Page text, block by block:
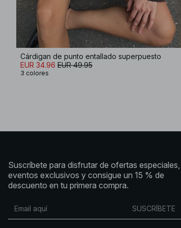
Cárdigan de punto entallado superpuesto
EUR 34.96 EUR 49.95
3 colores
Suscríbete para disfrutar de ofertas especiales,
eventos exclusivos y consigue un 15 % de
descuento en tu primera compra.
SUSCRÍBETE